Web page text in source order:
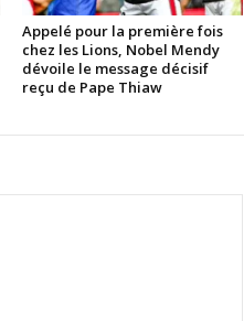
Appelé pour la première fois
chez les Lions, Nobel Mendy
dévoile le message décisif
reçu de Pape Thiaw